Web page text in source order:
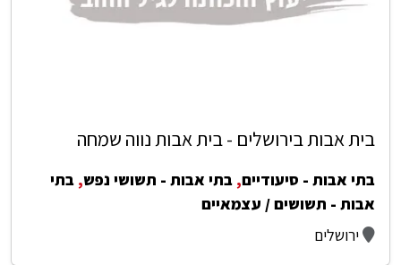
בית אבות בירושלים - בית אבות נווה שמחה
בתי אבות - סיעודיים, בתי אבות - תשושי נפש, בתי
אבות - תשושים / עצמאיים
ירושלים